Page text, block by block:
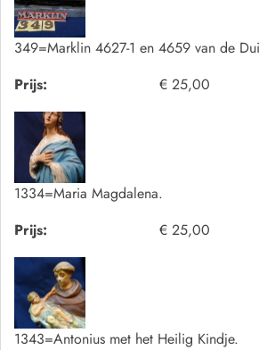
349=Marklin 4627-1 en 4659 van de
Prijs:
€ 25,00
1334=Maria Magdalena.
Prijs:
€ 25,00
1343=Antonius met het Heilig Kindje.